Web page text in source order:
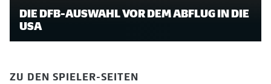
DIE DFB-AUSWAHL VOR DEM ABFLUG IN DIE
USA
ZU DEN SPIELER-SEITEN